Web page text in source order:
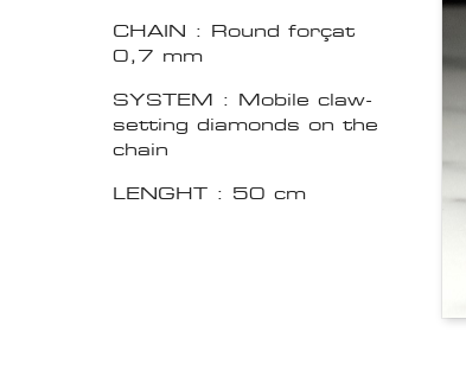
CHAIN : Round forçat
0,7 mm
SYSTEM : Mobile claw-
setting diamonds on the
chain
LENGHT : 50 cm